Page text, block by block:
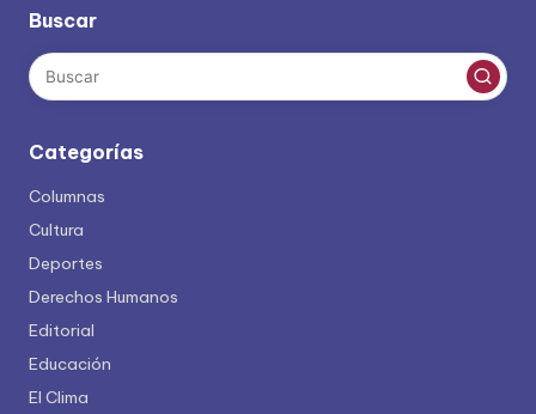
Buscar
Categorías
Columnas
Cultura
Deportes
Derechos Humanos
Editorial
Educación
El Clima